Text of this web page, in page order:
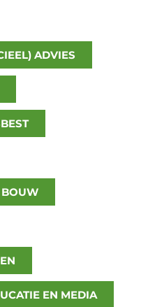
ADVIES
BOUW
EN MEDIA